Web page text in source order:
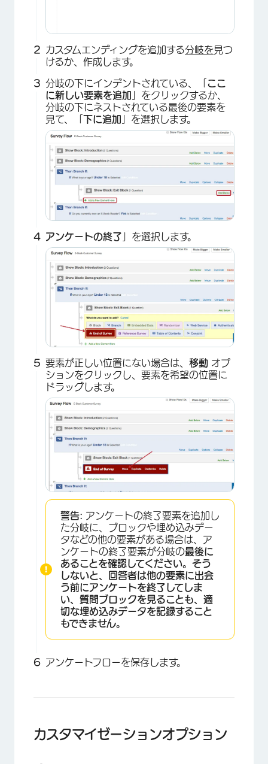
×
カスタムエンディングを追加する分岐を見つ
けるか、作成します。
分岐の下にインデントされている、「 ここ
に新しい要素を追加
」をクリックするか、
分岐の下にネストされている最後の要素を
見て、「 下に追加 」を選択します。
アンケートの終了 」を選択します。
要素が正しい位置にない場合は、 移動 オプ
ションをクリックし、要素を希望の位置に
ドラッグします。
警告: アンケートの終了要素を追加し
た分岐に、ブロックや埋め込みデー
タなどの他の要素がある場合は、ア
ンケートの終了要素が分岐の最後に
あることを確認してください。そう
しないと、回答者は他の要素に出会
う前にアンケートを終了してしま
い、質問ブロックを見ることも、適
切な埋め込みデータを記録すること
もできません。
アンケートフローを保存します。
カスタマイゼーションオプション